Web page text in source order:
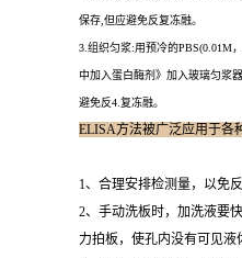
保存,但应避免反复冻融。
3.组织匀浆:用预冷的PBS(0.01M
中加入蛋白酶剂》加入玻璃匀浆
避免反4.复冻融。
ELISA方法被广泛应用于各
1、合理安排检测量，以免
2、手动洗板时，加洗液要
力拍板，使孔内没有可见液